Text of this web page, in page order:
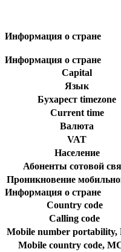
Информация о стране
Информация о стране
Capital
Язык
Бухарест timezone
Current time
Валюта
VAT
Население
Абоненты сотовой
Проникновение
Информация о стране
Country code
Calling code
Mobile number portability,
Mobile country code,